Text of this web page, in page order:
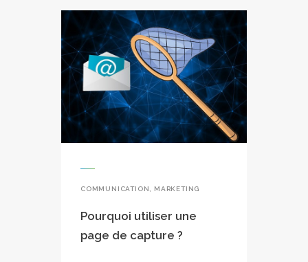
COMMUNICATION MARKETING
Pourquoi utiliser une
page de capture ?